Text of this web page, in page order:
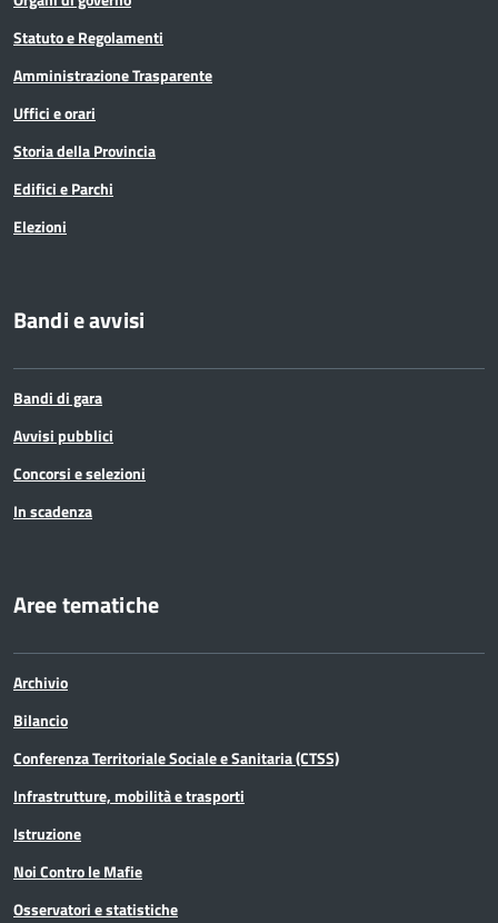
Statuto e Regolamenti
Amministrazione Trasparente
Uffici e orari
Storia della Provincia
Edifici e Parchi
Elezioni
Bandi e avvisi
Bandi di gara
Avvisi pubblici
Concorsi e selezioni
In scadenza
Aree tematiche
Archivio
Bilancio
Conferenza Territoriale Sociale e Sanitaria (CTSS)
Infrastrutture, mobilità e trasporti
Istruzione
Noi Contro le Mafie
Osservatori e statistiche